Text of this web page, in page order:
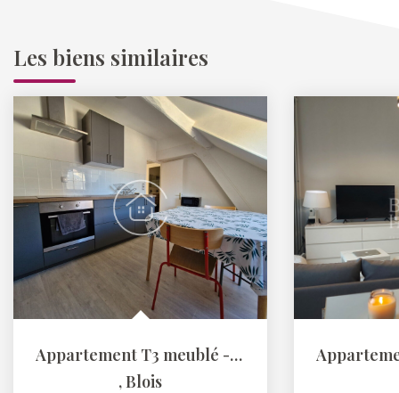
Les biens similaires
Appartement T3 meublé - Blois Vienne
,Blois